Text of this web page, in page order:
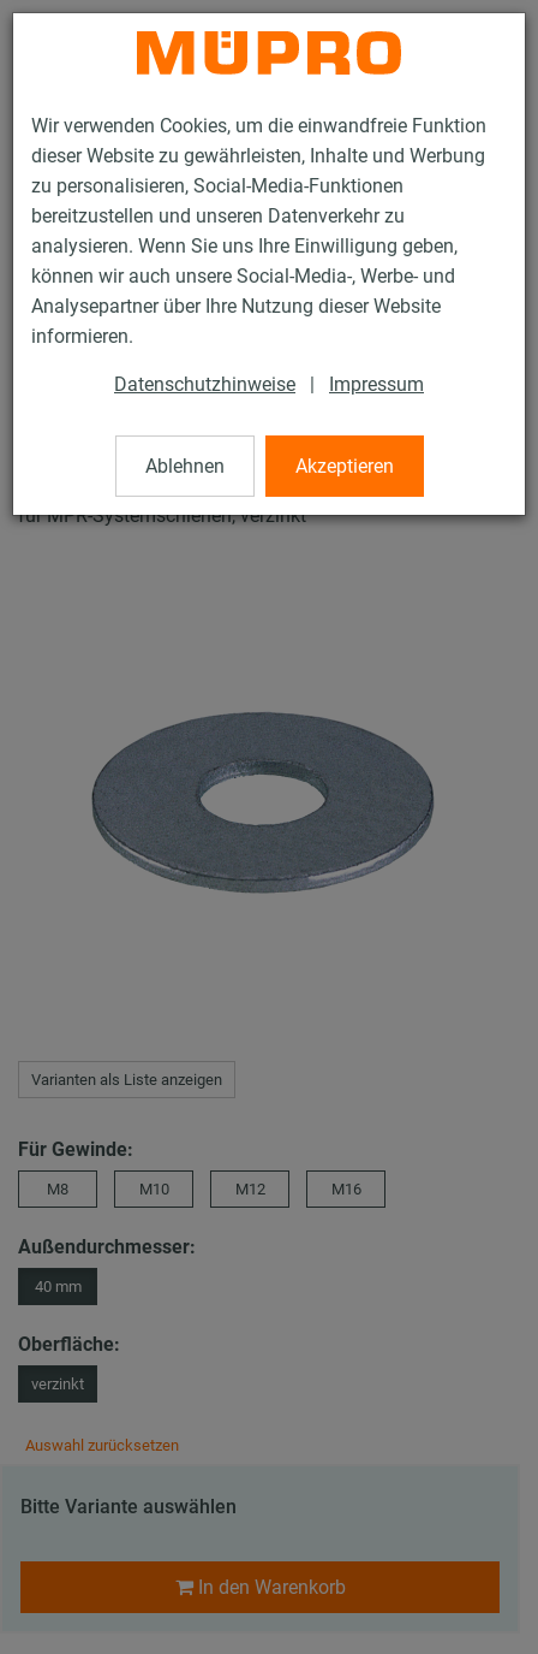
Wir verwenden Cookies, um die einwandfreie Funktion
dieser Website zu gewährleisten, Inhalte und Werbung
zu personalisieren, Social-Media-Funktionen
bereitzustellen und unseren Datenverkehr zu
analysieren. Wenn Sie uns Ihre Einwilligung geben,
können wir auch unsere Social-Media-, Werbe- und
Analysepartner über Ihre Nutzung dieser Website
informieren.
Datenschutzhinweise | Impressum
Ablehnen Akzeptieren
Kontakt
Produkte Befestigungstechnik
Sprinklerbefestigung
Installationsschienen für die Sprinklerbefestigung
Unterlegscheiben
Unterlegscheiben
für MPR-Systemschienen, verzinkt
Varianten als Liste anzeigen
Für Gewinde:
M8 M10 M12 M16
Außendurchmesser:
40 mm
Oberfläche:
verzinkt
Auswahl zurücksetzen
Bitte Variante auswählen
In den Warenkorb